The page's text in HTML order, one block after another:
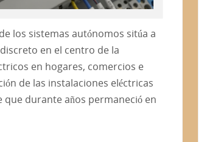
los sistemas autónomos sitúa a
en el centro de la
en hogares, comercios e
de las instalaciones eléctricas
durante años permaneció en